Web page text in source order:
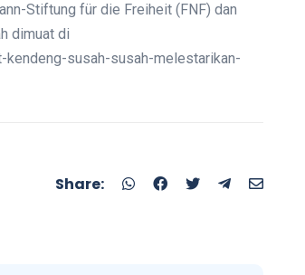
Stiftung für die Freiheit (FNF) dan
dimuat di
susah-susah-melestarikan-
Share: